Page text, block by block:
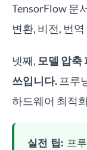
TensorFlow 문
변환, 비전, 번
넷째, 모델 압축
쓰입니다. 프루
하드웨어 최적
실전 팁: 프